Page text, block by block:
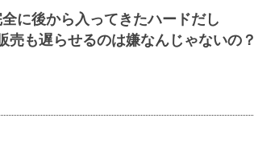
に後から入ってきたハードだし
売も遅らせるのは嫌なんじゃないの？